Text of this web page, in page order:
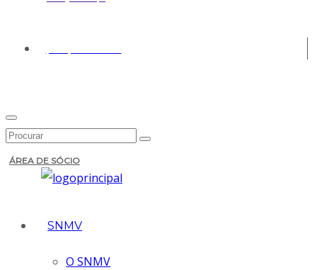
ÁREA DE SÓCIO
SNMV
O SNMV